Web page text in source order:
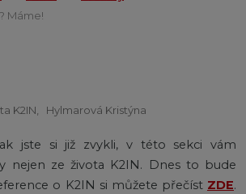
Máme!
K2IN Hylmarová Kristýna
jste si již zvykli, v této sekci vám
nejen ze života K2IN. Dnes to bude
o K2IN si můžete přečíst ZDE.